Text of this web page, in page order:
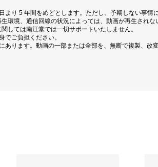
より 5 年間をめどとします。ただし、予期しない事情
環境、通信回線の状況によっては、動画が再生されな
しては南江堂では一切サポートいたしません。
でご負担ください。
あります。動画の一部または全部を、無断で複製、改